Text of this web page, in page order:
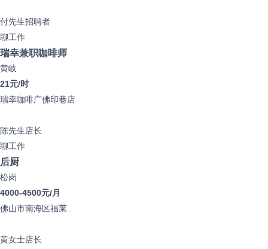
付先生招聘者
聊工作
瑞幸兼职咖啡师
黄岐
21元/时
瑞幸咖啡广佛印巷店
陈先生店长
聊工作
后厨
松岗
4000-4500元/月
佛山市南海区福莱..
黄女士店长